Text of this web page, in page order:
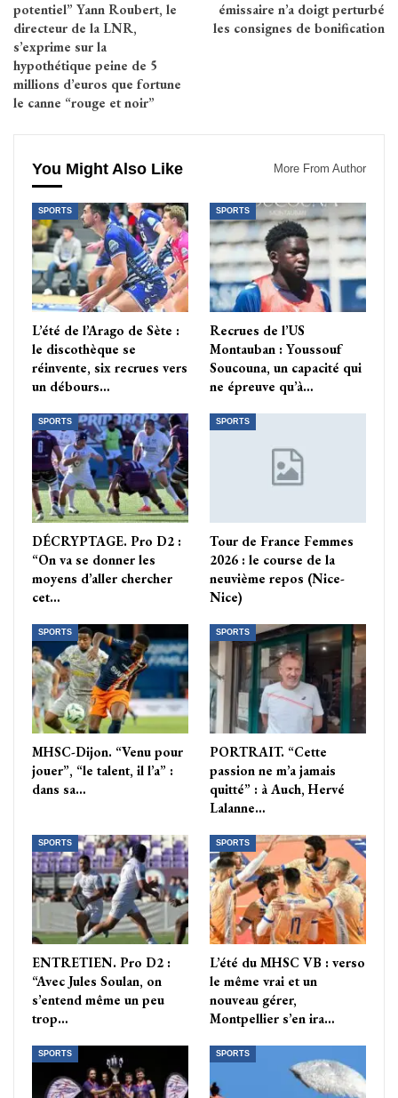
potentiel” Yann Roubert, le
directeur de la LNR,
s’exprime sur la
hypothétique peine de 5
millions d’euros que fortune
le canne “rouge et noir”
émissaire n’a doigt perturbé
les consignes de bonification
You Might Also Like More From Author
SPORTS
L’été de l’Arago de Sète :
le discothèque se
réinvente, six recrues vers
un débours…
SPORTS
Recrues de l’US
Montauban : Youssouf
Soucouna, un capacité qui
ne épreuve qu’à…
SPORTS
DÉCRYPTAGE. Pro D2 :
“On va se donner les
moyens d’aller chercher
cet…
SPORTS
Tour de France Femmes
2026 : le course de la
neuvième repos (Nice-
Nice)
SPORTS
MHSC-Dijon. “Venu pour
jouer”, “le talent, il l’a” :
dans sa…
SPORTS
PORTRAIT. “Cette
passion ne m’a jamais
quitté” : à Auch, Hervé
Lalanne…
SPORTS
ENTRETIEN. Pro D2 :
“Avec Jules Soulan, on
s’entend même un peu
trop…
SPORTS
L’été du MHSC VB : verso
le même vrai et un
nouveau gérer,
Montpellier s’en ira…
SPORTS SPORTS